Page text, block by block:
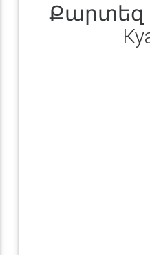
Քարտեզ